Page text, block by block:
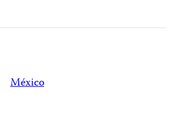
México